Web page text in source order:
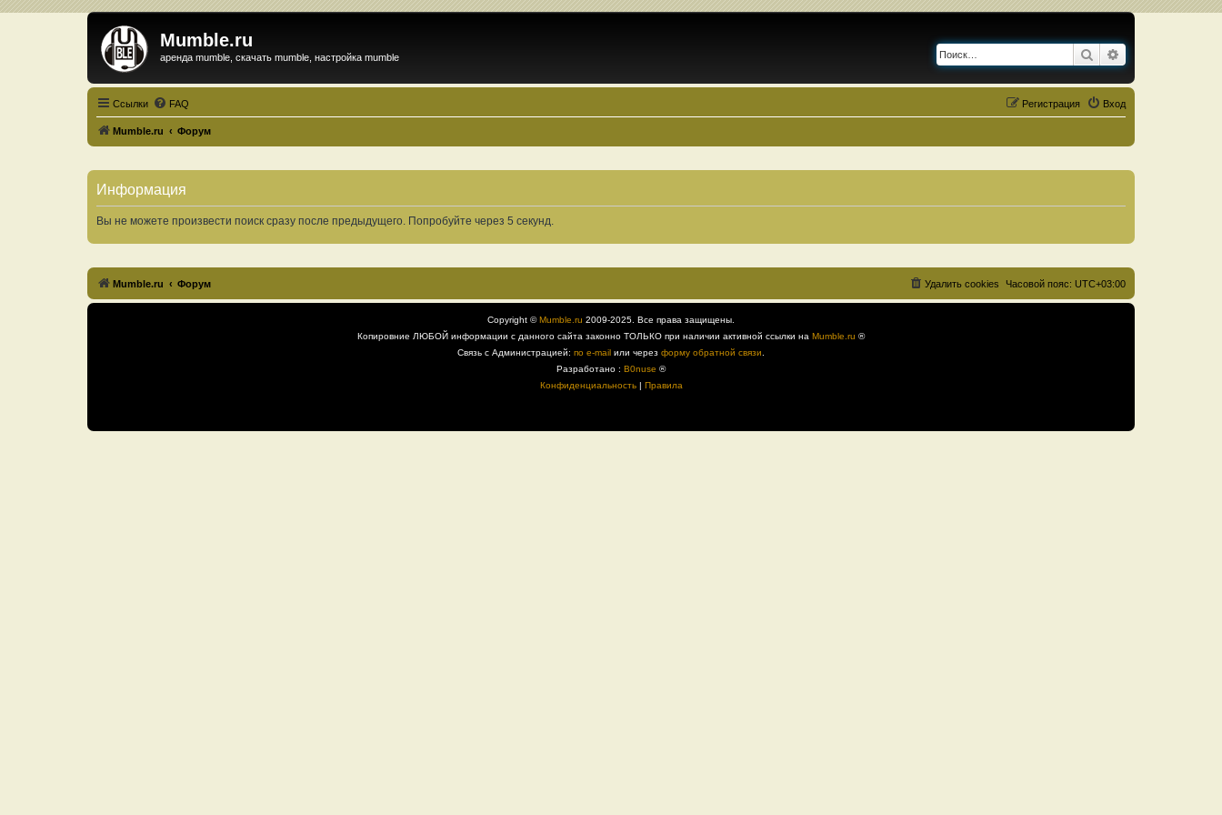
Mumble.ru
аренда mumble, скачать mumble, настройка mumble Поиск
Ссылки FAQ Вход
Регистрация
Mumble.ru Форум
Информация
Вы не можете произвести поиск сразу после предыдущего. Попробуйте через 5 секунд.
Mumble.ru Форум Часовой пояс: UTC+03:00
Удалить cookies
Copyright ©Mumble.ru 2009-2025. Все права защищены.
Копировние ЛЮБОЙ информации с данного сайта законно ТОЛЬКО при наличии активной ссылки на Mumble.ru ®
Связь с Администрацией: по e-mail или через форму обратной связи
Разработано : B0nuse ®
Конфиденциальность| Правила